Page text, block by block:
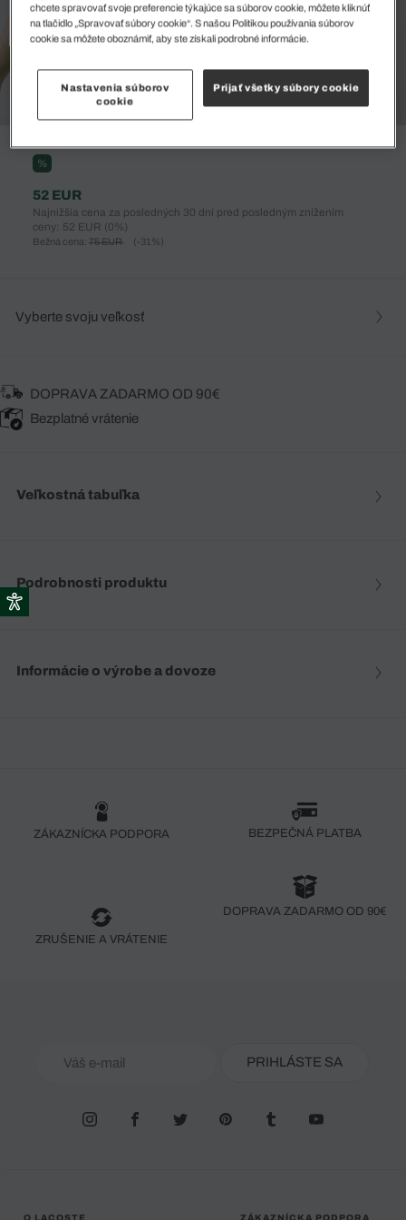
%
52 EUR
Najnižšia cena za posledných 30 dní pred posledným znížením
ceny: 52 EUR (0%)
Bežná cena: 75 EUR (-31%)
Vyberte svoju veľkosť
DOPRAVA ZADARMO OD 90€
Bezplatné vrátenie
Veľkostná tabuľka
Podrobnosti produktu
Informácie o výrobe a dovoze
ZÁKAZNÍCKA PODPORA BEZPEČNÁ PLATBA
ZRUŠENIE A VRÁTENIE
DOPRAVA ZADARMO OD 90€
PRIHLÁSTE SA
O LACOSTE ZÁKAZNÍCKA PODPORA
chcete spravovať svoje preferencie týkajúce sa súborov cookie, môžete kliknúť
na tlačidlo „Spravovať súbory cookie“. S našou Politikou používania súborov
cookie sa môžete oboznámiť, aby ste získali podrobné informácie.
Nastavenia súborov
cookie
Prijať všetky súbory cookie